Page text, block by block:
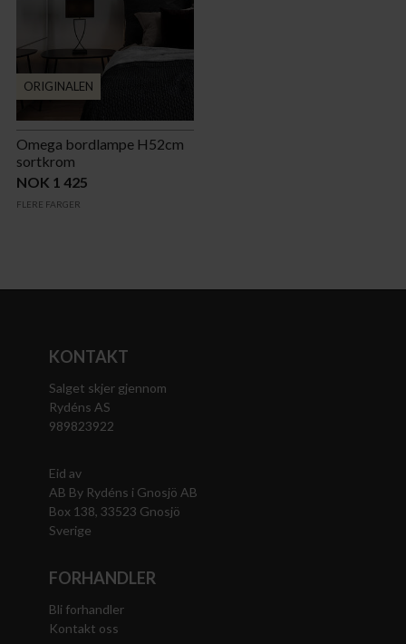
ORIGINALEN
Omega bordlampe H52cm
sortkrom
NOK 1 425
FLERE FARGER
KONTAKT
Salget skjer gjennom
Rydéns AS
989823922
Eid av
AB By Rydéns i Gnosjö AB
Box 138, 33523 Gnosjö
Sverige
FORHANDLER
Bli forhandler
Kontakt oss